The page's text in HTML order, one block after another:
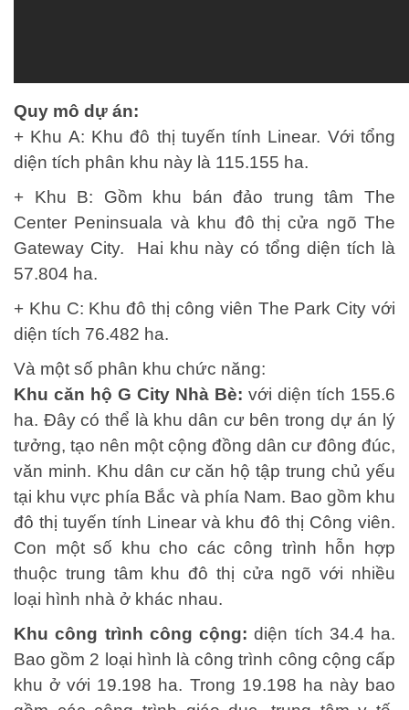
Quy mô dự án:
+ Khu A: Khu đô thị tuyến tính Linear. Với tổng
diện tích phân khu này là 115.155 ha.
+ Khu B: Gồm khu bán đảo trung tâm The
Center Peninsuala và khu đô thị cửa ngõ The
Gateway City. Hai khu này có tổng diện tích là
57.804 ha.
+ Khu C: Khu đô thị công viên The Park City với
diện tích 76.482 ha.
Và một số phân khu chức năng:
Khu căn hộ G City Nhà Bè: với diện tích 155.6
ha. Đây có thể là khu dân cư bên trong dự án lý
tưởng, tạo nên một cộng đồng dân cư đông đúc,
văn minh. Khu dân cư căn hộ tập trung chủ yếu
tại khu vực phía Bắc và phía Nam. Bao gồm khu
đô thị tuyến tính Linear và khu đô thị Công viên.
Con một số khu cho các công trình hỗn hợp
thuộc trung tâm khu đô thị cửa ngõ với nhiều
loại hình nhà ở khác nhau.
Khu công trình công cộng: diện tích 34.4 ha.
Bao gồm 2 loại hình là công trình công cộng cấp
khu ở với 19.198 ha. Trong 19.198 ha này bao